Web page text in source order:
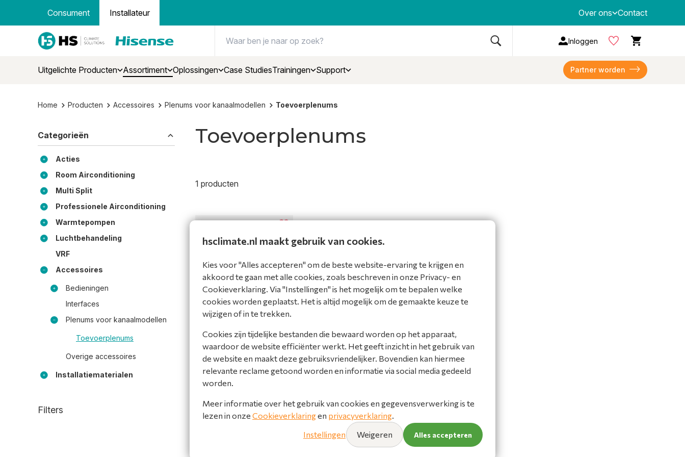
Consument Installateur Over ons Contact
Inloggen
Uitgelichte Producten Assortiment Oplossingen Case StudiesTrainingen Support Partner worden
Home Producten Accessoires Plenums voor kanaalmodellen Toevoerplenums
Categorieën
Acties
Room Airconditioning
Multi Split
Professionele Airconditioning
Warmtepompen
Luchtbehandeling
VRF
Accessoires
Bedieningen
Interfaces
Plenums voor kanaalmodellen
Toevoerplenums
Overige accessoires
Installatiematerialen
Filters
Toevoer­plenums
1 producten
Toevoerplenum
AUD250 incl. 4 jets grijs
4 x 325 mm 8-serie
Bekijk product
Vergelijk
hsclimate.nl maakt gebruik van cookies.
Kies voor "Alles accepteren" om de beste website-ervaring te krijgen en
akkoord te gaan met alle cookies, zoals beschreven in onze Privacy- en
Cookieverklaring. Via "Instellingen" is het mogelijk om te bepalen welke
cookies worden geplaatst. Het is altijd mogelijk om de gemaakte keuze te
wijzigen of in te trekken.
Cookies zijn tijdelijke bestanden die bewaard worden op het apparaat,
waardoor de website efficiënter werkt. Het geeft inzicht in het gebruik van
de website en maakt deze gebruiksvriendelijker. Bovendien kan hiermee
relevante reclame getoond worden en informatie via social media gedeeld
worden.
Meer informatie over het gebruik van cookies en gegevensverwerking is te
lezen in onze Cookieverklaringen privacyverklaring.
Instellingen
Weigeren Alles accepteren